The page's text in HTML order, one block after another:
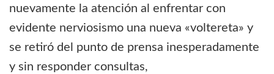
nuevamente la atención al enfrentar con
evidente nerviosismo una nueva «voltereta» y
se retiró del punto de prensa inesperadamente
y sin responder consultas,